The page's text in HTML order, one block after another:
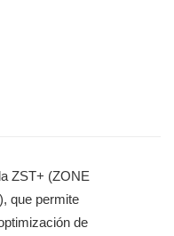
ZST+ (ZONE
que permite
de